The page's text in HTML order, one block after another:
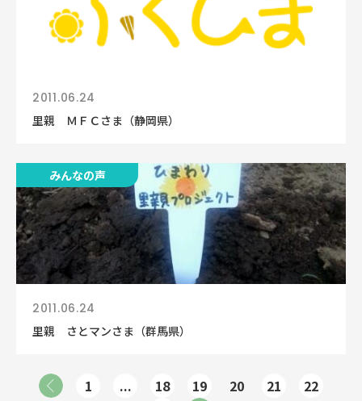
2011.06.24
里親 ＭＦＣさま（静岡県）
みんなの声
2011.06.24
里親 さとマンさま（群馬県）
1 ... 18 19 20 21
22